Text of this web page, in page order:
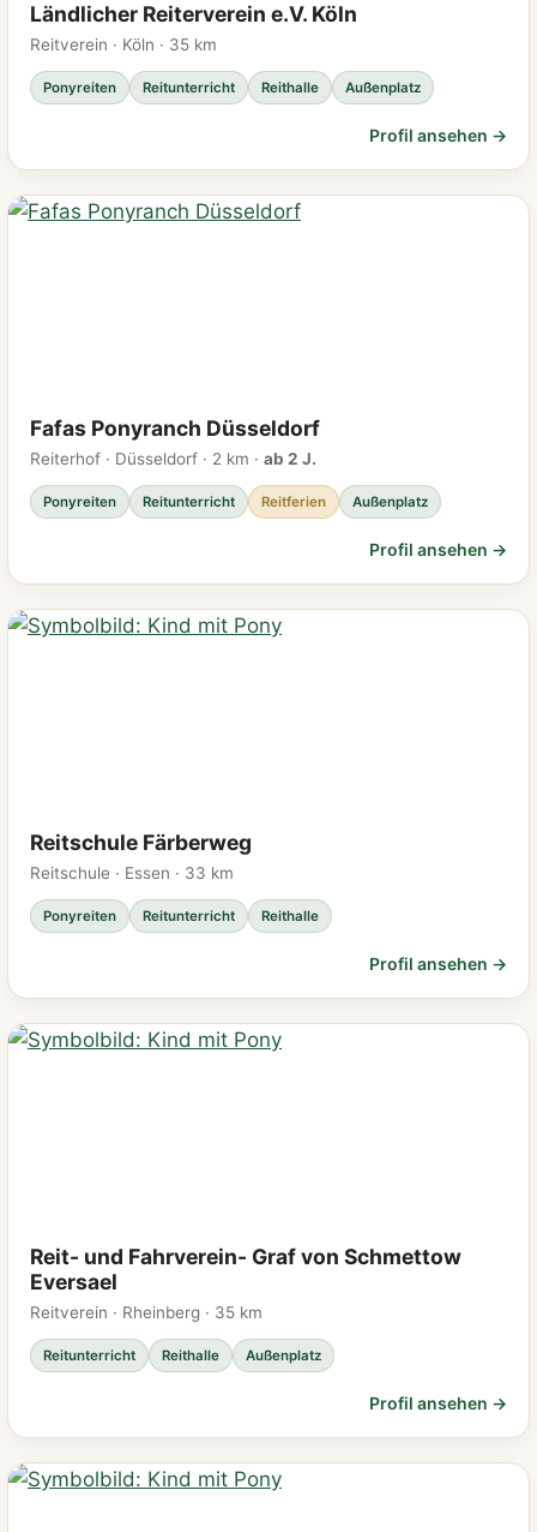
Ländlicher Reiterverein e.V. Köln
Reitverein · Köln · 35 km
Ponyreiten Reitunterricht Reithalle Außenplatz
Profil ansehen →
Fafas Ponyranch Düsseldorf
Reiterhof · Düsseldorf · 2 km · ab 2 J.
Ponyreiten Reitunterricht Reitferien Außenplatz
Profil ansehen →
Reitschule Färberweg
Reitschule · Essen · 33 km
Ponyreiten Reitunterricht Reithalle
Profil ansehen →
Reit- und Fahrverein- Graf von Schmettow
Eversael
Reitverein · Rheinberg · 35 km
Reitunterricht Reithalle Außenplatz
Profil ansehen →